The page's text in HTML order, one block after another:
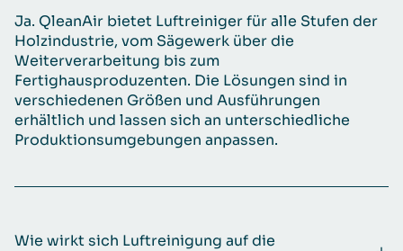
Ja. QleanAir bietet Luftreiniger für alle Stufen der
Holzindustrie, vom Sägewerk über die
Weiterverarbeitung bis zum
Fertighausproduzenten. Die Lösungen sind in
verschiedenen Größen und Ausführungen
erhältlich und lassen sich an unterschiedliche
Produktionsumgebungen anpassen.
Wie wirkt sich Luftreinigung auf die